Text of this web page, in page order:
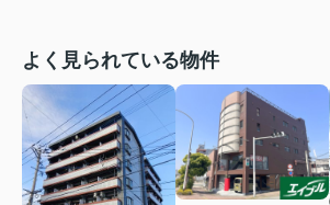
よく見られている物件